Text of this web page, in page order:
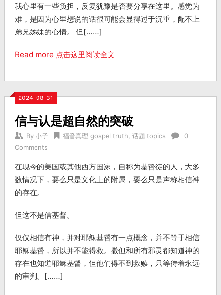
我心里有一些负担，反复犹豫是否要分享在这里。感觉为
难，是因为心里想说的话很可能会显得过于沉重，配不上
弟兄姊妹的心情。 但[……]
Read more 点击这里阅读全文
2024-08-31
信与认是超自然的突破
By 小子 福音真理 gospel truth 话题 topics
0
Comments
在现今的美国或其他西方国家，自称为基督徒的人，大多
数情况下，要么只是文化上的附属，要么只是声称相信神
的存在。
但这不是信基督。
仅仅相信有神，并对耶稣基督有一点概念，并不等于相信
耶稣基督，所以并不能得救。撒但和所有邪灵都知道神的
存在也知道耶稣基督，但他们得不到救赎，只等待着永远
的审判。[……]